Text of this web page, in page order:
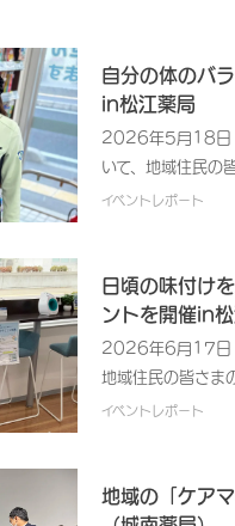
問看護師などの皆さまに向け
まれている𠮷田クリニックの
続く第2部は、山手通薬局と
品の試食を交えて学んでいた
を予防するためには、十分なた
にたんぱく質が摂れるコンビ
取しづらい状況も想定し、患
利用者さまに勧めやすくなっ
で進行したことで、ご参加者
きっかけとなりました。日本
する情報提供の機会を積極的
30分会場：日本調剤 山手通
本調剤 山手通薬局、日本調剤
自分の体のバ
in松江薬局
2026年5月18日
いて、地域住民の
目的として、体組
しています。また
参画して、健康に
チェックステーシ
常設しており、気
管理栄養士から
イベントレポート
日頃の味付け
ントを開催in
2026年6月17日（
地域住民の皆さま
的として、「塩分
トを開催していま
積極的に参画して
イベントレポート
地域の「ケア